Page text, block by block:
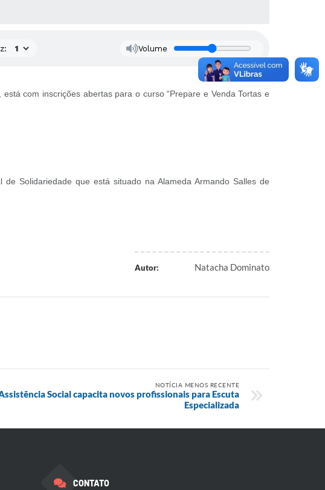
Volume
com inscrições abertas para o curso “Prepare e Venda Tortas e
Solidariedade que está situado na Alameda Armando Salles de
Autor: Natacha Dominato
NOTÍCIA MENOS RECENTE
Social capacita novos profissionais para Escuta
Especializada
CONTATO